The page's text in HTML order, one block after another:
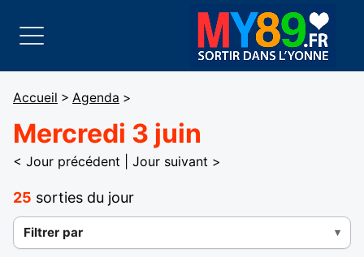
Accueil > Agenda >
Mercredi 3 juin
< Jour précédent Jour suivant >
25 sorties du jour
Filtrer par